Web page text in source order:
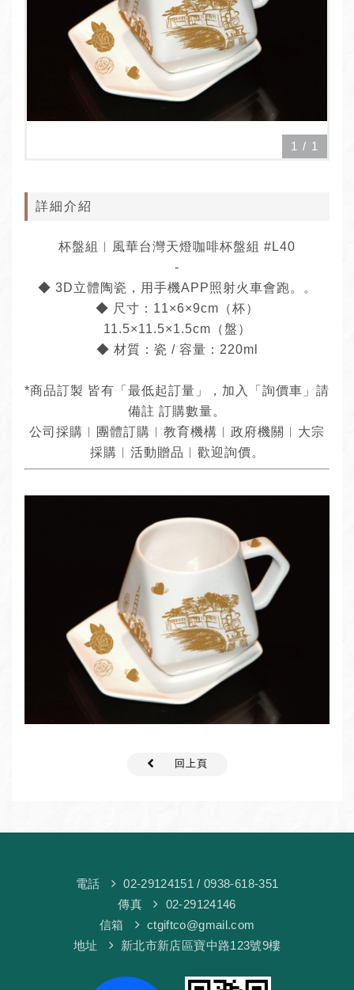
1 / 1
詳細介紹
杯盤組︱風華台灣天燈咖啡杯盤組 #L40
-
◆ 3D立體陶瓷，用手機APP照射火車會跑。。
◆ 尺寸：11×6×9cm（杯）
11.5×11.5×1.5cm（盤）
◆ 材質：瓷 / 容量：220ml
*商品訂製 皆有「最低起訂量」，加入「詢價車」請
備註 訂購數量。
公司採購︱團體訂購︱教育機構︱政府機關︱大宗
採購︱活動贈品︱歡迎詢價。
回上頁
電話 02-29124151 / 0938-618-351
傳真
02-29124146
信箱
ctgiftco@gmail.com
地址
新北市新店區寶中路123號9樓